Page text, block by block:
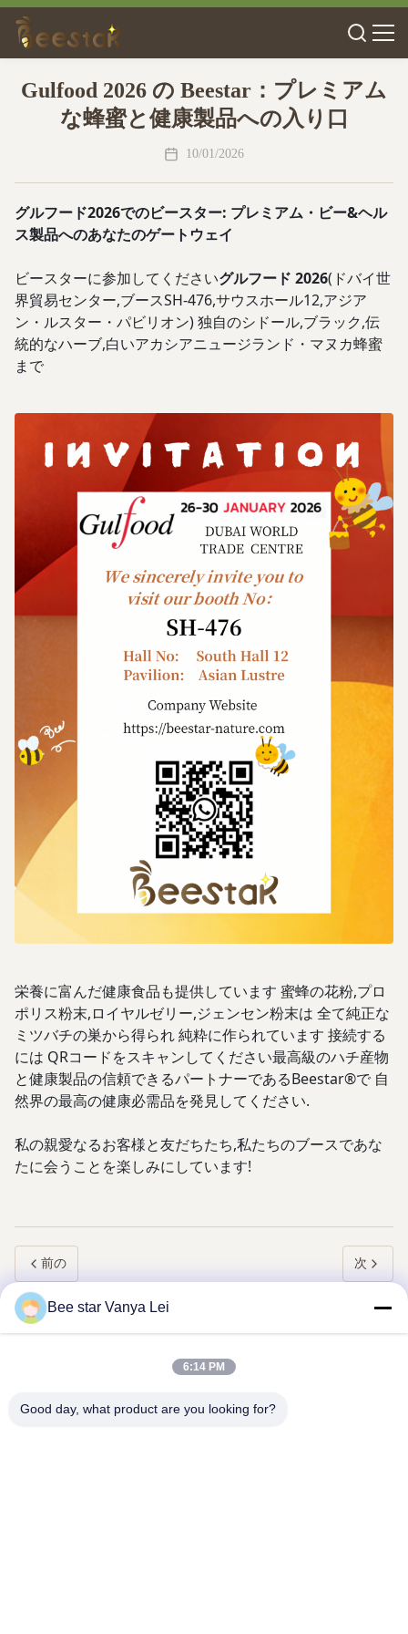
Gulfood 2026 の Beestar：プレミアム
な蜂蜜と健康製品への入り口
10/01/2026
グルフード2026でのビースター: プレミアム・ビー&ヘル
ス製品へのあなたのゲートウェイ
ビースターに参加してくださいグルフード 2026(ドバイ世
界貿易センター,ブースSH-476,サウスホール12,アジア
ン・ルスター・パビリオン) 独自のシドール,ブラック,伝
統的なハーブ,白いアカシアニュージランド・マヌカ蜂蜜
まで
栄養に富んだ健康食品も提供しています 蜜蜂の花粉,プロ
ポリス粉末,ロイヤルゼリー,ジェンセン粉末は 全て純正な
ミツバチの巣から得られ 純粋に作られています 接続する
には QRコードをスキャンしてください最高級のハチ産物
と健康製品の信頼できるパートナーであるBeestar®で 自
然界の最高の健康必需品を発見してください.
私の親愛なるお客様と友だちたち,私たちのブースであな
たに会うことを楽しみにしています!
前の 次
Bee star Vanya Lei
6:14 PM
Good day, what product are you looking for?